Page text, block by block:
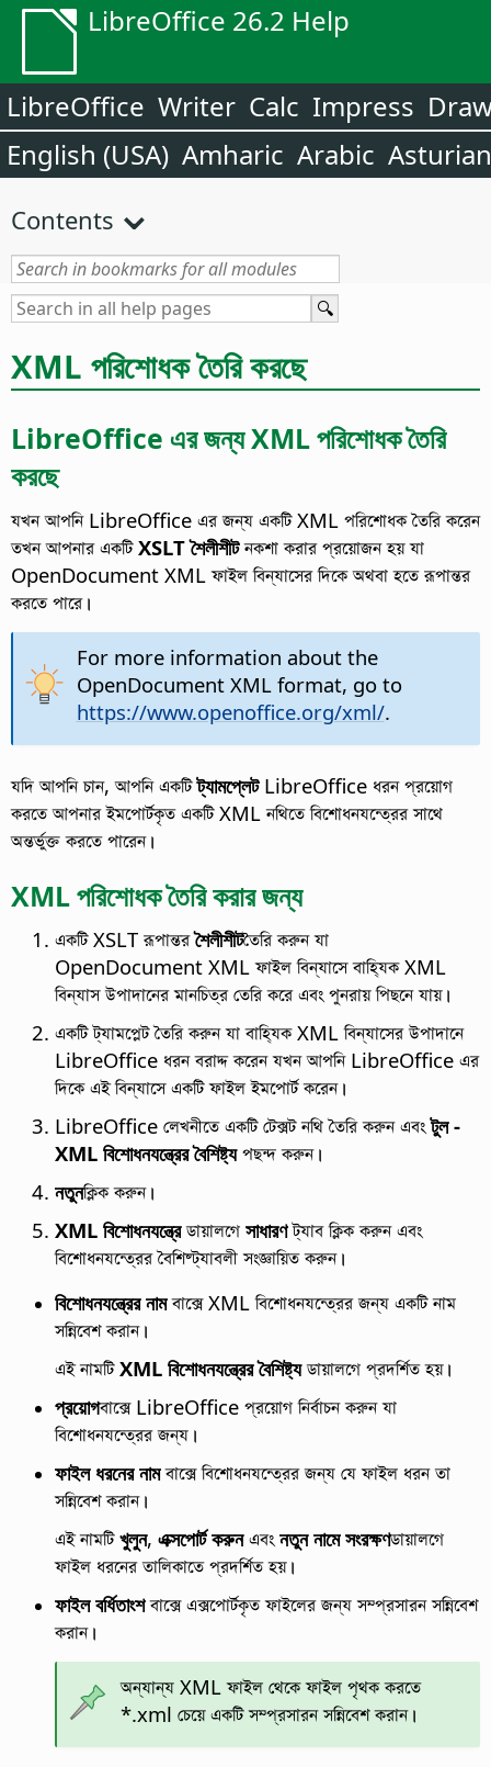
LibreOffice 26.2 Help
LibreOffice Writer Calc Impress
English (USA) Amharic Arabic Asturian
Contents
XML পরিশোধক তৈরি করছে
LibreOffice এর জন্য XML পরিশোধক তৈরি
করছে
যখন আপনি LibreOffice এর জন্য একটি XML পরিশোধক তৈরি করেন
তখন আপনার একটিXSLT শৈলীশীটনকশা করার প্রয়োজন হয় যা
OpenDocument XML ফাইল বিন্যাসের দিকে অথবা হতে রূপান্তর
করতে পারে।
For more information about the
OpenDocument XML format, go to
https://www.openoffice.org/xml/.
যদি আপনি চান, আপনি একটিট্যামপ্লেটLibreOffice ধরন প্রয়োগ
করতে আপনার ইমপোর্টকৃত একটি XML নথিতে বিশোধনযন্ত্রের সাথে
অন্তর্ভুক্ত করতে পারেন।
XML পরিশোধক তৈরি করার জন্য
একটি XSLT রূপান্তরশৈলীশীটতৈরি করুন যা
OpenDocument XML ফাইল বিন্যাসে বাহ্যিক XML
বিন্যাস উপাদানের মানচিত্র তেরি করে এবং পুনরায় পিছনে যায়।
একটি ট্যামপ্লেট তৈরি করুন যা বাহ্যিক XML বিন্যাসের উপাদানে
LibreOffice ধরন বরাদ্দ করেন যখন আপনি LibreOffice এর
দিকে এই বিন্যাসে একটি ফাইল ইমপোর্ট করেন।
LibreOffice লেখনীতে একটি টেক্সট নথি তৈরি করুন এবংটুল -
XML বিশোধনযন্ত্রের বৈশিষ্ট্যপছন্দ করুন।
নতুনক্লিক করুন।
XML বিশোধনযন্ত্রেডায়ালগে সাধারণট্যাব ক্লিক করুন এবং
বিশোধনযন্ত্রের বৈশিষ্ট্যাবলী সংজ্ঞায়িত করুন।
বিশোধনযন্ত্রের নামবাক্সে XML বিশোধনযন্ত্রের জন্য একটি নাম
সন্নিবেশ করান।
এই নামটিXML বিশোধনযন্ত্রের বৈশিষ্ট্যডায়ালগে প্রদর্শিত হয়।
প্রয়োগবাক্সে LibreOffice প্রয়োগ নির্বাচন করুন যা
বিশোধনযন্ত্রের জন্য।
ফাইল ধরনের নামবাক্সে বিশোধনযন্ত্রের জন্য যে ফাইল ধরন তা
সন্নিবেশ করান।
এই নামটিখুলুন, এক্সপোর্ট করুনএবংনতুন নামে সংরক্ষণডায়ালগে
ফাইল ধরনের তালিকাতে প্রদর্শিত হয়।
ফাইল বর্ধিতাংশবাক্সে এক্সপোর্টকৃত ফাইলের জন্য সম্প্রসারন সন্নিবেশ
করান।
অন্যান্য XML ফাইল থেকে ফাইল পৃথক করতে
*.xml চেয়ে একটি সম্প্রসারন সন্নিবেশ করান।